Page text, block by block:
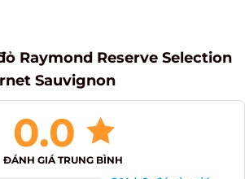
Raymond Reserve Selection
Sauvignon